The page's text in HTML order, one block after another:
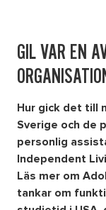
GIL VAR EN
Hur gick det till
Sverige och de
personlig
Independent
Läs mer om
tankar om